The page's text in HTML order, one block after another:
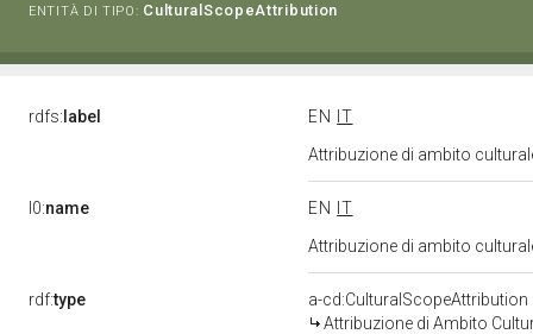
ENTITÀ DI TIPO: CulturalScopeAttribution
rdfs: label EN
IT
Attribuzione di ambito
l0:name EN
IT
Attribuzione di ambito
rdf:type
a-cd:CulturalScopeAttribution
Attribuzione di Ambito